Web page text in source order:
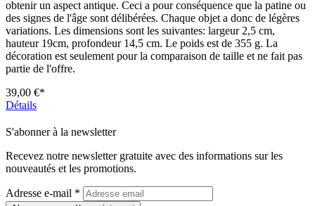
obtenir un aspect antique. Ceci a pour conséquence que la patine ou
des signes de l'âge sont délibérées. Chaque objet a donc de légères
variations. Les dimensions sont les suivantes: largeur 2,5 cm,
hauteur 19cm, profondeur 14,5 cm. Le poids est de 355 g. La
décoration est seulement pour la comparaison de taille et ne fait pas
partie de l'offre.
39,00 €*
Détails
S'abonner à la newsletter
Recevez notre newsletter gratuite avec des informations sur les
nouveautés et les promotions.
Adresse e-mail *